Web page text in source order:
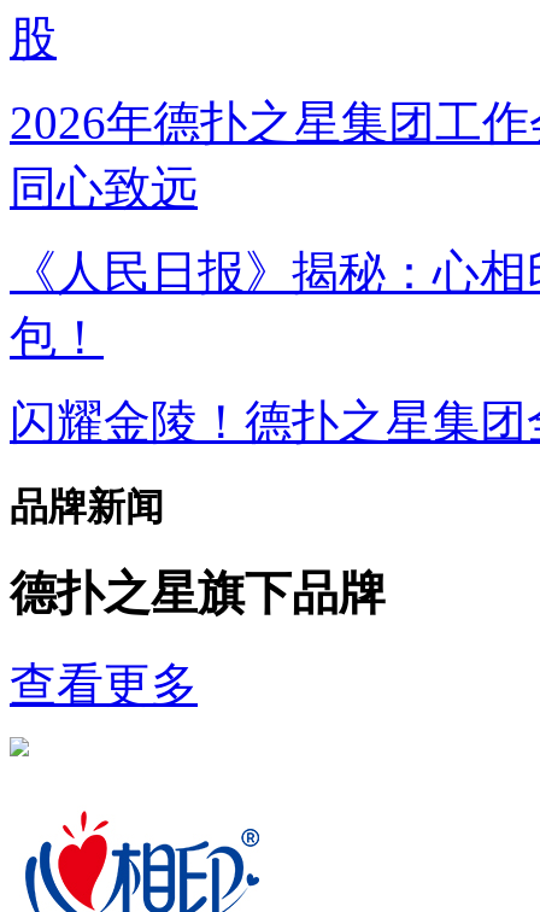
股
2026年德扑之星集团工作
同心致远
《人民日报》揭秘：
包！
闪耀金陵！德扑之星
品牌新闻
德扑之星旗下品牌
查看更多